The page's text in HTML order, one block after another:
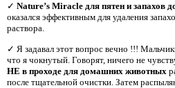
✓ Nature’s Miracle для пятен и запахов
оказался эффективным для удаления
раствора.
✓ Я задавал этот вопрос вечно !!!
что я чокнутый. Говорят, ничего не
НЕ в проходе для домашних животных
после тщательной очистки. Затем